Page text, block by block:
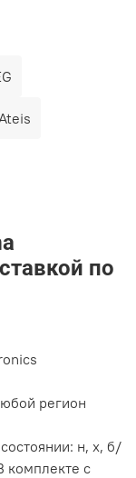
по
регион
н, х, б/
комплекте с